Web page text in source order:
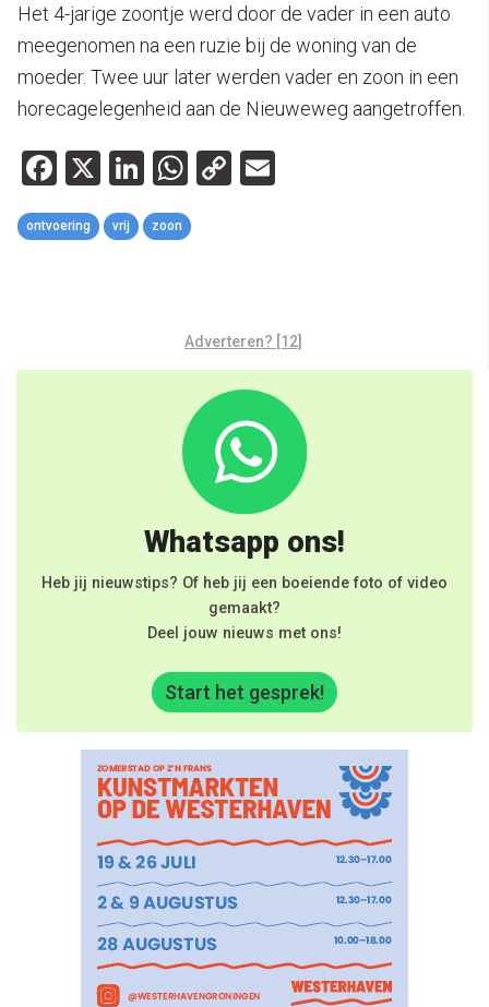
Het 4-jarige zoontje werd door de vader in een auto
meegenomen na een ruzie bij de woning van de
moeder. Twee uur later werden vader en zoon in een
horecagelegenheid aan de Nieuweweg aangetroffen.
Facebook
X LinkedIn
WhatsApp
Copy
ontvoering vrij zoon
Adverteren? [12]
Whatsapp ons!
Heb jij nieuwstips? Of heb jij een boeiende foto of video
gemaakt?
Deel jouw nieuws met ons!
Start het gesprek!